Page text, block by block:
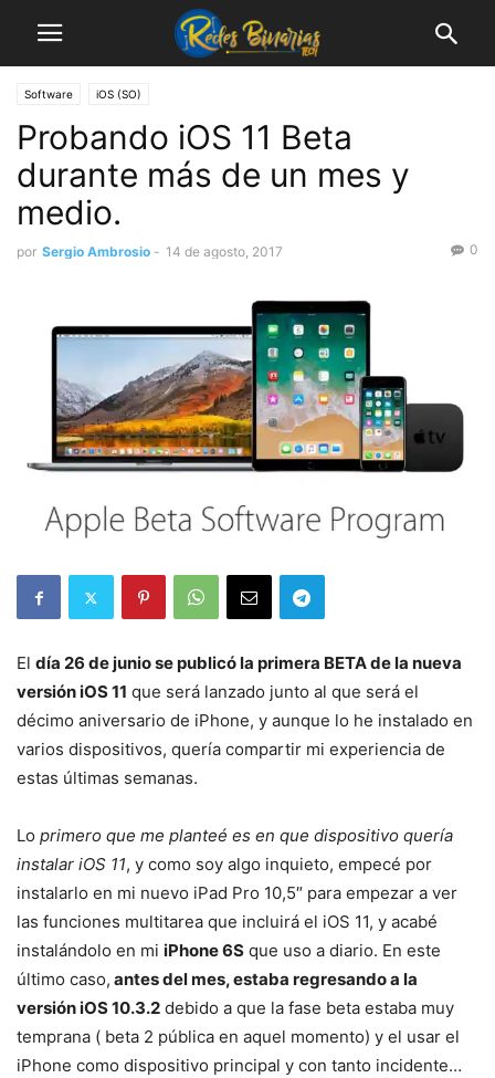
Software iOS (SO)
Probando iOS 11 Beta
durante más de un mes y
medio.
por Sergio Ambrosio - 14 de agosto, 2017 0
El día 26 de junio se publicó la primera BETA de la nueva
versión iOS 11 que será lanzado junto al que será el
décimo aniversario de iPhone, y aunque lo he instalado en
varios dispositivos, quería compartir mi experiencia de
estas últimas semanas.
Lo primero que me planteé es en que dispositivo quería
instalar iOS 11, y como soy algo inquieto, empecé por
instalarlo en mi nuevo iPad Pro 10,5″ para empezar a ver
las funciones multitarea que incluirá el iOS 11, y acabé
instalándolo en mi iPhone 6S que uso a diario. En este
último caso, antes del mes, estaba regresando a la
versión iOS 10.3.2 debido a que la fase beta estaba muy
temprana ( beta 2 pública en aquel momento) y el usar el
iPhone como dispositivo principal y con tanto incidente…